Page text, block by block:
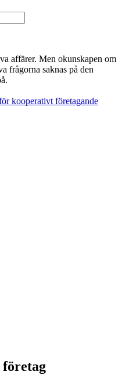
affärer. Men okunskapen om
frågorna saknas på den
kooperativt företagande